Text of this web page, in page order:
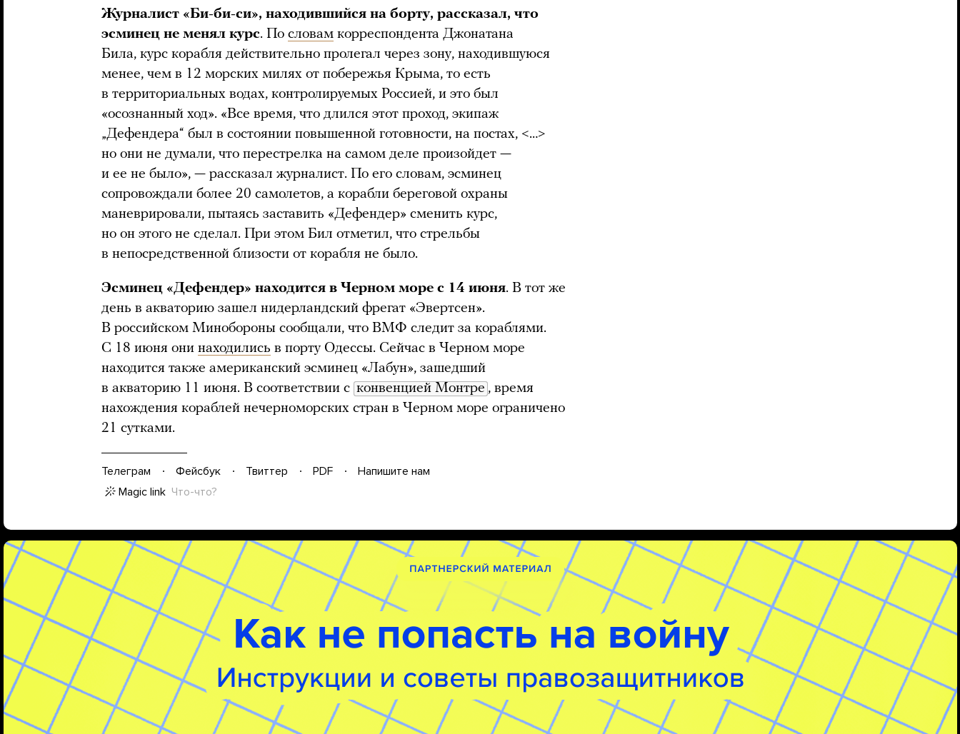
Журналист «Би-би-си», находившийся на борту, рассказал, что
эсминец не менял курс. По словам корреспондента Джонатана
Била, курс корабля действительно пролегал через зону, находившуюся
менее, чем в 12 морских милях от побережья Крыма, то есть
в территориальных водах, контролируемых Россией, и это был
«осознанный ход». «Все время, что длился этот проход, экипаж
„Дефендера“ был в состоянии повышенной готовности, на постах, <…>
но они не думали, что перестрелка на самом деле произойдет —
и ее не было», — рассказал журналист. По его словам, эсминец
сопровождали более 20 самолетов, а корабли береговой охраны
маневрировали, пытаясь заставить «Дефендер» сменить курс,
но он этого не сделал. При этом Бил отметил, что стрельбы
в непосредственной близости от корабля не было.
Эсминец «Дефендер» находится в Черном море с 14 июня. В тот же
день в акваторию зашел нидерландский фрегат «Эвертсен».
В российском Минобороны сообщали, что ВМФ следит за кораблями.
С 18 июня они находились в порту Одессы. Сейчас в Черном море
находится также американский эсминец «Лабун», зашедший
в акваторию 11 июня. В соответствии с конвенцией Монтре , время
нахождения кораблей нечерноморских стран в Черном море ограничено
21 сутками.
Телеграм Фейсбук Твиттер PDF
Напишите нам
Magic link Что-что?